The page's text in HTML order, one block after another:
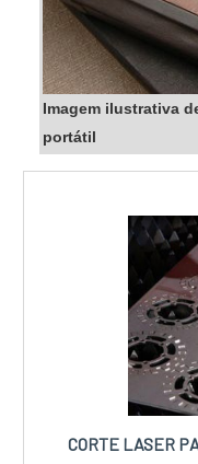
Imagem ilustrativa
portátil
CORTE LASER